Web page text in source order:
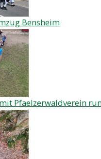
Bensheim
Pfaelzerwaldverein